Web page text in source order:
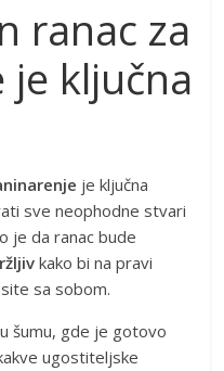
ranac za
ključna
je ključna
sve neophodne stvari
je da ranac bude
kako bi na pravi
sa sobom.
šumu, gde je gotovo
ugostiteljske